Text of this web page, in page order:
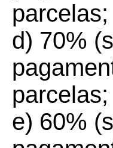
parcelas;
d) 70%
parcelas;
e) 60%